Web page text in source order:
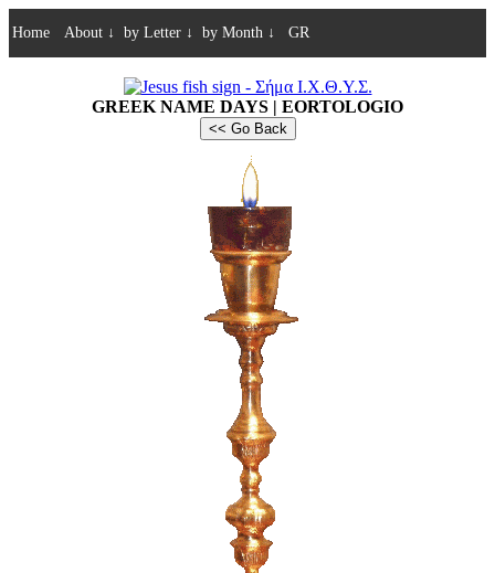
Home About ↓ by Letter ↓ by Month ↓ GR
GREEK NAME DAYS | EORTOLOGIO
<< Go Back